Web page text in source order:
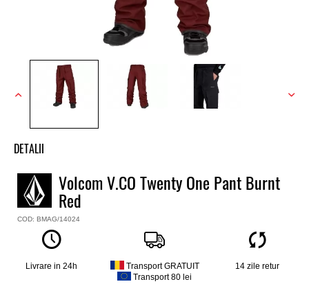
DETALII
Pantaloni snowboard baieti Volcom
Model
V.CO Twenty One
Culoare
Material
100% poliester SRETCH SHELL, membrana V-SCIENCE dublu
strat, cusaturi termolipite
Volcom V.CO Twenty One Pant Burnt
Red
COD: BMAG/14024
Livrare in 24h
Transport GRATUIT
Transport 80 lei
14 zile retur